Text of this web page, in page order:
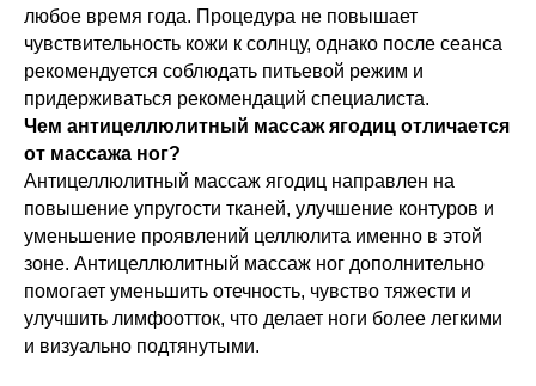
любое время года. Процедура не повышает
чувствительность кожи к солнцу, однако после сеанса
рекомендуется соблюдать питьевой режим и
придерживаться рекомендаций специалиста.
Чем антицеллюлитный массаж ягодиц отличается
от массажа ног?
Антицеллюлитный массаж ягодиц направлен на
повышение упругости тканей, улучшение контуров и
уменьшение проявлений целлюлита именно в этой
зоне. Антицеллюлитный массаж ног дополнительно
помогает уменьшить отечность, чувство тяжести и
улучшить лимфоотток, что делает ноги более легкими
и визуально подтянутыми.